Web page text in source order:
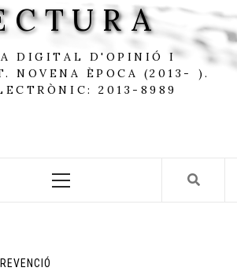
DIGITAL D'OPINIÓ I
NOVENA ÈPOCA (2013- ).
2013-8989
Menu